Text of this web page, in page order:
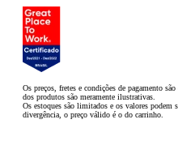
Os preços, fretes e condições de pagamento
dos produtos são meramente ilustrativas.
Os estoques são limitados e os valores podem
divergência, o preço válido é o do carrinho.